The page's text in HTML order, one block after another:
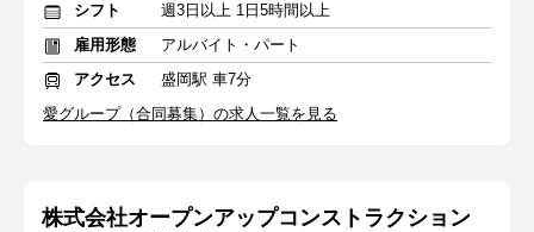
シフト
週3日以上 1日5時間以上
雇用形態
アルバイト・パート
アクセス
盛岡駅 車7分
愛グループ（合同募集）の求人一覧を見る
株式会社オープンアップコンストラクション